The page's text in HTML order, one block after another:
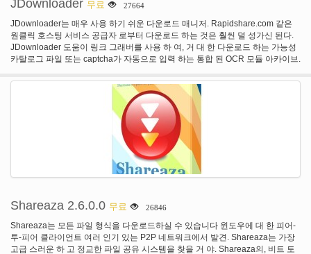
와 사령관 인터페이스 필요에 따라 저장소 세션 정보는 선택적으로 이동식 미디
용 작업을 지 원하는 공개 키 인증의 완전 한 지원 위한 대회 (퍼 티 인증 에이전
트)와 통합
JDownloader 무료 27664
JDownloader는 매우 사용 하기 쉬운 다운로드 매니저. Rapidshare.com 같은
원클릭 호스팅 서비스 공급자 로부터 다운로드 하는 것은 훨씬 덜 성가신 된다.
JDownloader 도움이 링크 그래버를 사용 하 여, 거 대 한 다운로드 하는 가능성
카탈로그 파일 또는 captcha가 자동으로 입력 하는 통합 된 OCR 모듈 아카이브.
강력한 OCR 모듈 자동 추출기 (를 포함 하 여 암호 목록 검색) 테마 지원 다 언어
에 대 한 110 hoster 있으며 300 이상 해독 JDLiveHeaderScripts와 플러그인 다
시 연결: (1400 라우터 지원) Webupdate 통합 패키지 관리자 추가 모듈 (예:. 데
스크톱, 셧다운) 카탈로그 파일 (포맷 CCF, RSDF, DLC)에서 다운로드
Shareaza 2.6.0.0 무료 26846
Shareaza는 모든 파일 형식을 다운로드하실 수 있습니다 윈도우에 대 한 피어-
투-피어 클라이언트 여러 인기 있는 P2P 네트워크에서 발견. Shareaza는 가장
고급 스러운 하 고 정교한 파일 공유 시스템을 찾을 거 야. Shareaza의, 비트 토